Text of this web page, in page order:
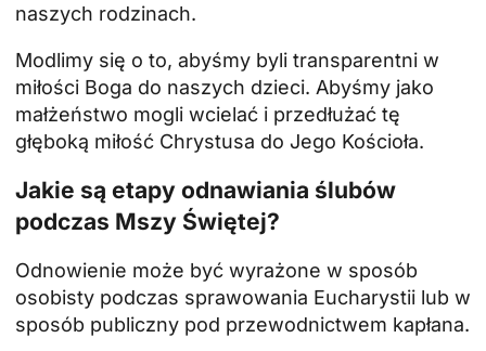
naszych rodzinach.
Modlimy się o to, abyśmy byli transparentni w
miłości Boga do naszych dzieci. Abyśmy jako
małżeństwo mogli wcielać i przedłużać tę
głęboką miłość Chrystusa do Jego Kościoła.
Jakie są etapy odnawiania ślubów
podczas Mszy Świętej?
Odnowienie może być wyrażone w sposób
osobisty podczas sprawowania Eucharystii lub w
sposób publiczny pod przewodnictwem kapłana.